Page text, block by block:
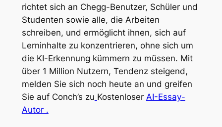
richtet sich an Chegg-Benutzer, Schüler und
Studenten sowie alle, die Arbeiten
schreiben, und ermöglicht ihnen, sich auf
Lerninhalte zu konzentrieren, ohne sich um
die KI-Erkennung kümmern zu müssen. Mit
über 1 Million Nutzern, Tendenz steigend,
melden Sie sich noch heute an und greifen
Sie auf Conch’s zu Kostenloser AI-Essay-
Autor .